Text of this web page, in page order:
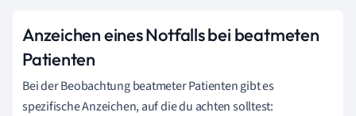
Anzeichen eines Notfalls bei beatmeten
Patienten
Bei der Beobachtung beatmeter Patienten gibt es
spezifische Anzeichen, auf die du achten solltest: